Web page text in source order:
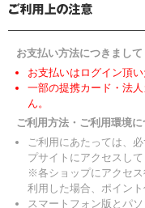
お支払い方法につきまして
お支払いはログイン頂
一部の提携カード・法
ん。
ご利用方法・ご利用環境
ご利用にあたっては、
プサイトにアクセスして
※各ショップにアクセ
利用した場合、ポイン
スマートフォン版とパ